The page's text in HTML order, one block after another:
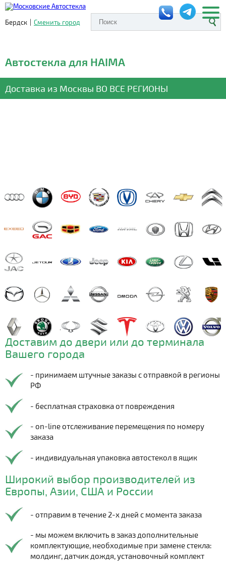
Бердск | Сменить город
Автостекла для HAIMA
Доставка из Москвы ВО ВСЕ РЕГИОНЫ
Доставим до двери или до терминала
Вашего города
- принимаем штучные заказы с отправкой в регионы
РФ
- бесплатная страховка от повреждения
- on-line отслеживание перемещения по номеру
заказа
- индивидуальная упаковка автостекол в ящик
Широкий выбор производителей из
Европы, Азии, США и России
- отправим в течение 2-х дней с момента заказа
- мы можем включить в заказ дополнительные
комплектующие, необходимые при замене стекла:
молдинг, датчик дождя, установочный комплект